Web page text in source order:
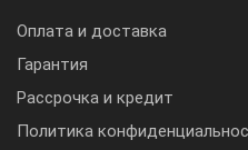
Оплата и доставка
Гарантия
Рассрочка и кредит
Политика